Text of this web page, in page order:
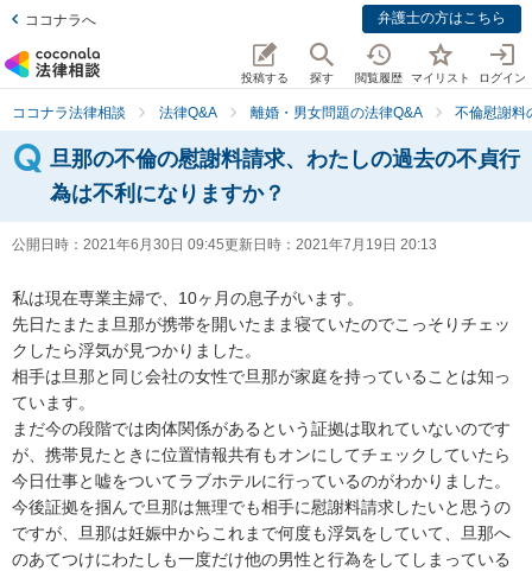
ココナラへ 弁護士の方はこちら
投稿する 探す 閲覧履歴 マイリスト ログイン
ココナラ法律相談 法律Q&A 離婚・男女問題の法律Q&A 不倫慰謝料
旦那の不倫の慰謝料請求、わたしの過去の不貞行
為は不利になりますか？
公開日時： 2021年6月30日 09:45更新日時： 2021年7月19日 20:13
私は現在専業主婦で、10ヶ月の息子がいます。
先日たまたま旦那が携帯を開いたまま寝ていたのでこっそりチェッ
クしたら浮気が見つかりました。
相手は旦那と同じ会社の女性で旦那が家庭を持っていることは知っ
ています。
まだ今の段階では肉体関係があるという証拠は取れていないのです
が、携帯見たときに位置情報共有もオンにしてチェックしていたら
今日仕事と嘘をついてラブホテルに行っているのがわかりました。
今後証拠を掴んで旦那は無理でも相手に慰謝料請求したいと思うの
ですが、旦那は妊娠中からこれまで何度も浮気をしていて、旦那へ
のあてつけにわたしも一度だけ他の男性と行為をしてしまっている